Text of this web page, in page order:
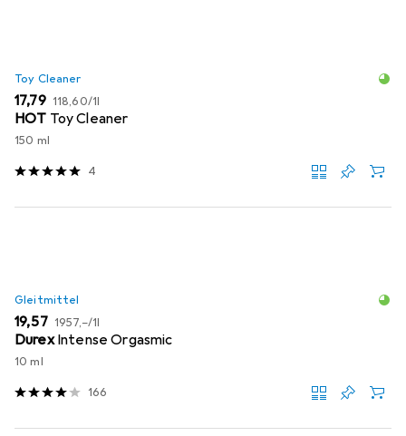
Toy Cleaner
EUR
17,79 EUR
118,60/1l
HOT Toy Cleaner
150 ml
4
Gleitmittel
EUR
19,57 EUR
1957,–/1l
Durex Intense Orgasmic
10 ml
166